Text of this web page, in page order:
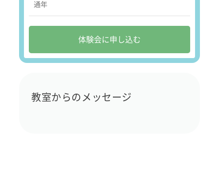
通年
体験会に申し込む
教室からのメッセージ